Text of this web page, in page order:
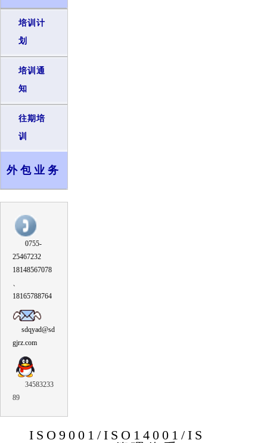
培训计
划
培训通
知
往期培
训
外包业务
0755-
25467232
18148567078
、
18165788764
sdqyad@sd
gjrz.com
34583233
89
ISO9001/ISO14001/IS